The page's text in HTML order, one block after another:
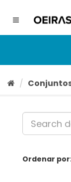
conteúdo
Toggle
Ordenar por